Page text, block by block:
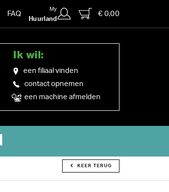
FAQ
My
Huurland
€ 0,00
Ik wil:
een filiaal vinden
contact opnemen
een machine afmelden
KEER TERUG